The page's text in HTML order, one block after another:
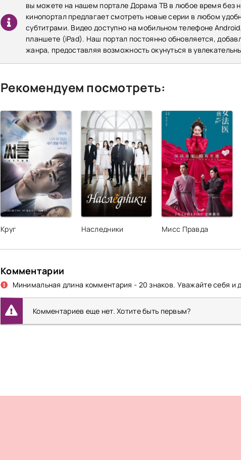
вы можете на нашем портале Дорама ТВ в любое время без
кинопортал предлагает смотреть новые серии в любом
субтитрами. Видео доступно на мобильном телефоне
планшете (iPad). Наш портал постоянно обновляется,
жанра, предоставляя возможность окунуться в
Рекомендуем посмотреть:
Круг Наследники Мисс Правда
Комментарии
Минимальная длина комментария - 20 знаков. Уважайте себя и
Комментариев еще нет. Хотите быть первым?